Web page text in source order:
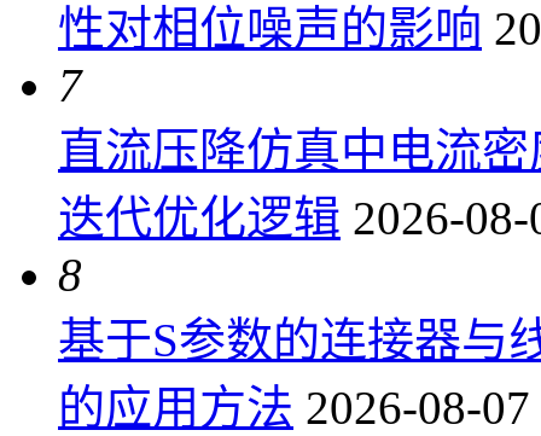
性对相位噪声的影响
7
直流压降仿真中电流
迭代优化逻辑 2026-
8
基于S参数的连接器与
的应用方法 2026-08-